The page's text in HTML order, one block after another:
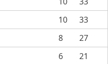
10
33
8
27
6
21